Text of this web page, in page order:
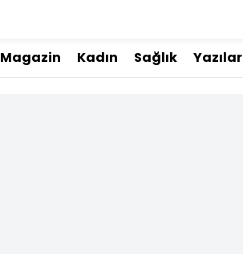
Magazin Kadın Sağlık Yazılar